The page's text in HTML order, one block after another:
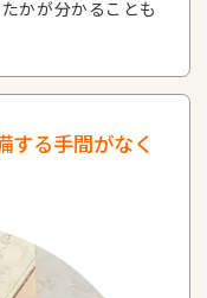
かが分かることも
する手間がなく